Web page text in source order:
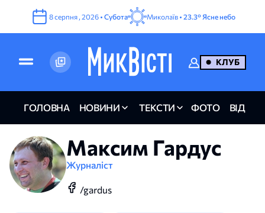
8серпня , 2026 • Субота Миколаїв • 23.3° Ясне небо
КЛУБ
ГОЛОВНА НОВИНИ ТЕКСТИ ФОТО ВІДЕО
Максим Гардус
Журналіст
/gardus